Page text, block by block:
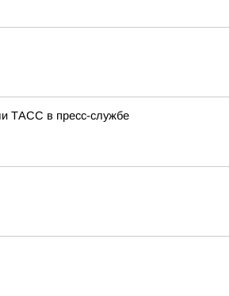
ТАСС в пресс-службе